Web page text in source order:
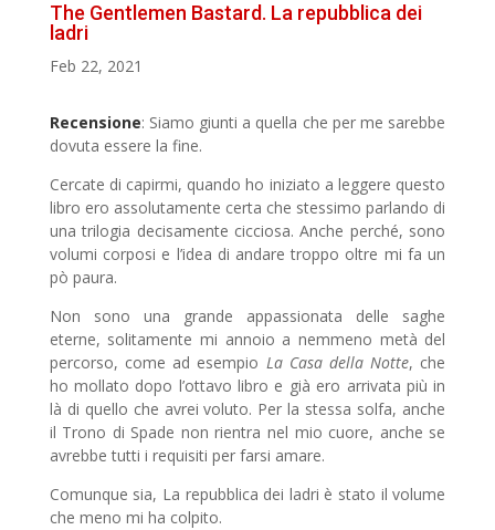
The Gentlemen Bastard. La repubblica dei
ladri
Feb 22, 2021
Recensione: Siamo giunti a quella che per me sarebbe
dovuta essere la fine.
Cercate di capirmi, quando ho iniziato a leggere questo
libro ero assolutamente certa che stessimo parlando di
una trilogia decisamente cicciosa. Anche perché, sono
volumi corposi e l’idea di andare troppo oltre mi fa un
pò paura.
Non sono una grande appassionata delle saghe
eterne, solitamente mi annoio a nemmeno metà del
percorso, come ad esempio La Casa della Notte, che
ho mollato dopo l’ottavo libro e già ero arrivata più in
là di quello che avrei voluto. Per la stessa solfa, anche
il Trono di Spade non rientra nel mio cuore, anche se
avrebbe tutti i requisiti per farsi amare.
Comunque sia, La repubblica dei ladri è stato il volume
che meno mi ha colpito.